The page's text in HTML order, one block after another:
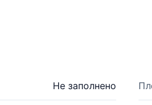
Не заполнено